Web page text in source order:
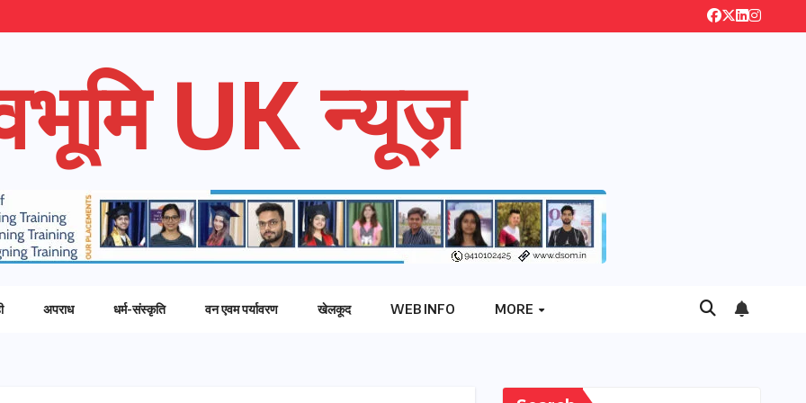
UK न्यूज़
अपराध धर्म-संस्कृति वन एवम पर्यावरण खेलकूद WEB INFO MORE